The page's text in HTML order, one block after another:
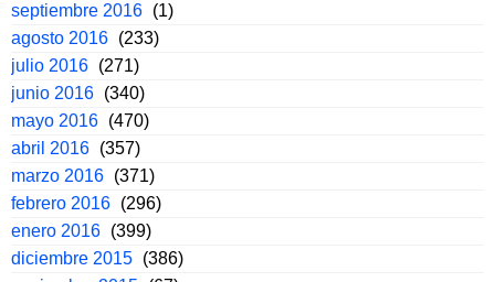
septiembre 2016 (1)
agosto 2016 (233)
julio 2016 (271)
junio 2016 (340)
mayo 2016 (470)
abril 2016 (357)
marzo 2016 (371)
febrero 2016 (296)
enero 2016 (399)
diciembre 2015 (386)